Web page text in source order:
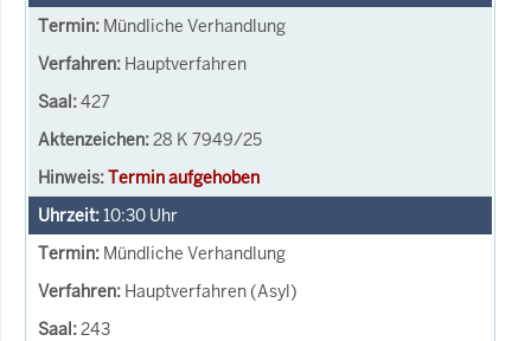
Mündliche Verhandlung
Hauptverfahren
427
28 K 7949/25
Termin aufgehoben
10:30 Uhr
Mündliche Verhandlung
Hauptverfahren (Asyl)
243